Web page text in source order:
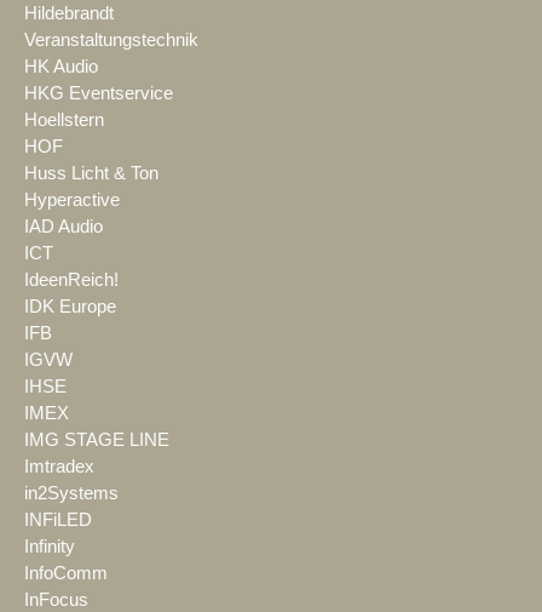
Hildebrandt
Veranstaltungstechnik
HK Audio
HKG Eventservice
Hoellstern
HOF
Huss Licht & Ton
Hyperactive
IAD Audio
ICT
IdeenReich!
IDK Europe
IFB
IGVW
IHSE
IMEX
IMG STAGE LINE
Imtradex
in2Systems
INFiLED
Infinity
InfoComm
InFocus